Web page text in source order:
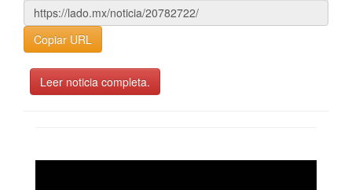
Copiar URL
Leer noticia completa.